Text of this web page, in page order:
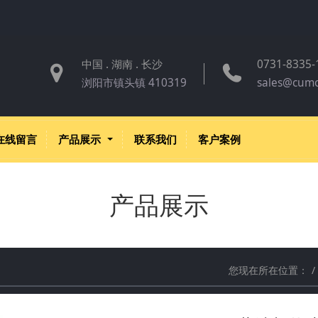
中国 . 湖南 . 长沙
浏阳市镇头镇 410319
0731-
线留言 产品展示 联系我们 客户案例
产品展示
您现在所在位置：